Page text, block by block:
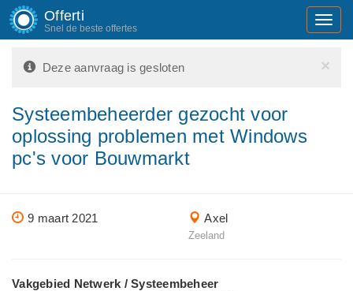
Offerti
Snel de beste offertes
×
Deze aanvraag is gesloten
Systeembeheerder gezocht voor
oplossing problemen met Windows
pc's voor Bouwmarkt
9 maart 2021 Axel
Zeeland
Vakgebied Netwerk / Systeembeheer